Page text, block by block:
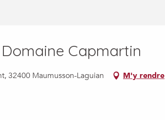
Capmartin
32400 Maumusson-Laguian M'y rendre